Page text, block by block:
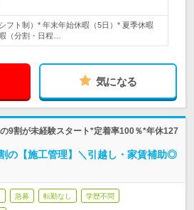
フト制）* 年末年始休暇（5日）* 夏季休暇
（分割・日程…
気になる
9割が未経験スタート*定着率100％*年休127
の【施工管理】＼引越し・家賃補助◎
急募 転勤なし 学歴不問